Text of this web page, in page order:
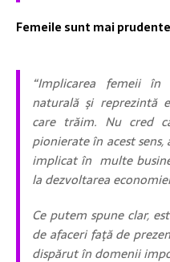
Femeile sunt mai
“Implicarea femeii
naturală şi reprezintă
care trăim. Nu cred
pionierate în acest
implicat în multe
la dezvoltarea
Ce putem spune clar,
de afaceri faţă de
dispărut în domenii